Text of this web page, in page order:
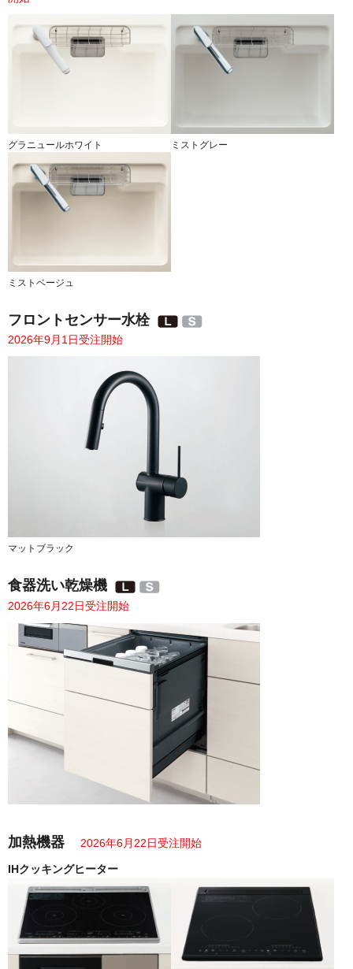
グラニュールホワイト ミストグレー
ミストベージュ
フロントセンサー水栓
2026年9月1日受注開始
マットブラック
食器洗い乾燥機
2026年6月22日受注開始
加熱機器 2026年6月22日受注開始
IHクッキングヒーター